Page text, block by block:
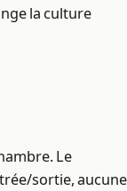
la culture
Le
sortie, aucune